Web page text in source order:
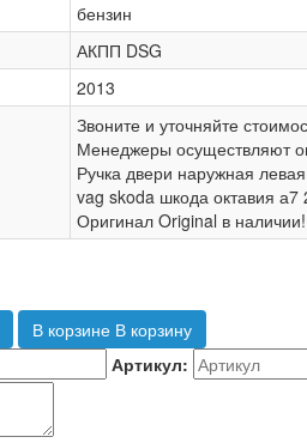
бензин
АКПП DSG
2013
Звоните и уточняйте
Менеджеры осуществляют
Ручка двери наружная
vag skoda шкода октавия
Оригинал Original в
В корзине В корзину
Артикул: